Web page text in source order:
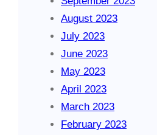
August 2023
July 2023
June 2023
May 2023
April 2023
March 2023
February 2023